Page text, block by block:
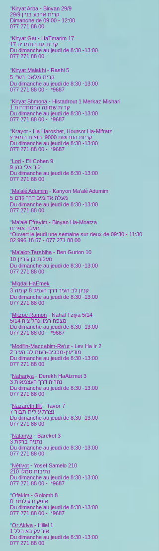
°Kiryat Arba - Binyan 29/9
Dimanche de 09:00 - 12:00
077 271 88 00
°Kiryat Gat - HaTmarim 17
קרית גת התמרים 17
Du dimanche au jeudi de 8:30 -13:00
077 271 88 00
°Kiryat Malakhi - Rashi 5
קרית מלאכי רש"י 5
Du dimanche au jeudi de 8:30 -13:00
077 271 88 00 - *9687
°Kiryat Shmona - Histadrout 1 Merkaz Mishari
קרית שמונה ההסתדרות 1
Du dimanche au jeudi de 8:30 -13:00
077 271 88 00 - *9687
°Krayot - Ha Haroshet, Houtsot Ha-Mifratz
קריות החרושת 9000, חוצות המפרץ
Du dimanche au jeudi de 8:30 -13:00
077 271 88 00 - *9687
°Lod - Eli Cohen 9
לוד אלי כהן 9
Du dimanche au jeudi de 8:30 -13:00
077 271 88 00
°Ma'alé Adumim - Kanyon Ma'alé Adumim
מעלה אדומים דרך קדם 5
Du dimanche au jeudi de 8:30 -13:00
077 271 88 00
°Ma'alé Efrayim - Binyan Ha-Moatza
מעלה אפרים
*Ouvert le jeudi une semaine sur deux de 09:30 - 11:30
02 996 18 57 - 077 271 88 00
°Ma'alot-Tarshiha - Ben Gurion 10
מעלות בן גוריון 10
Du dimanche au jeudi de 8:30 -13:00
077 271 88 00
°Migdal HaEmek
קניון לב העיר דרך העמק 8
קומה 3
Du dimanche au jeudi de 8:30 -13:00
077 271 88 00
°Mitzpe Ramon - Nahal Tziya 5/14
מצפה רמון נחל ציה 5/14
Du dimanche au jeudi de 8:30 -13:00
077 271 88 00 - *9687
°Modi'in-Maccabim-Re'ut - Lev Ha Ir 2
מודיעין-מכבים-רעות לב העיר 2
Du dimanche au jeudi de 8:30 -13:00
077 271 88 00
°Nahariya - Derekh HaAtzmut 3
נהריה דרך העצמאות 3
Du dimanche au jeudi de 8:30 -13:00
077 271 88 00
°Nazareth Illit - Tavor 7
נצרת עילית תבור 7
Du dimanche au jeudi de 8:30 -13:00
077 271 88 00
°Natanya - Bareket 3
נתניה ברקת 3
Du dimanche au jeudi de 8:30 -13:00
077 271 88 00
°Nétivot - Yosef Samelo 210
Du dimanche au jeudi de 8:30 -13:00
077 271 88 00 - *9687
°Ofakim - Golomb 8
אופקים גולומב 8
Du dimanche au jeudi de 8:30 -13:00
077 271 88 00 - *9687
°Or Akiva - Hillel 1
אור עקיבא הלל 1
Du dimanche au jeudi de 8:30 -13:00
077 271 88 00